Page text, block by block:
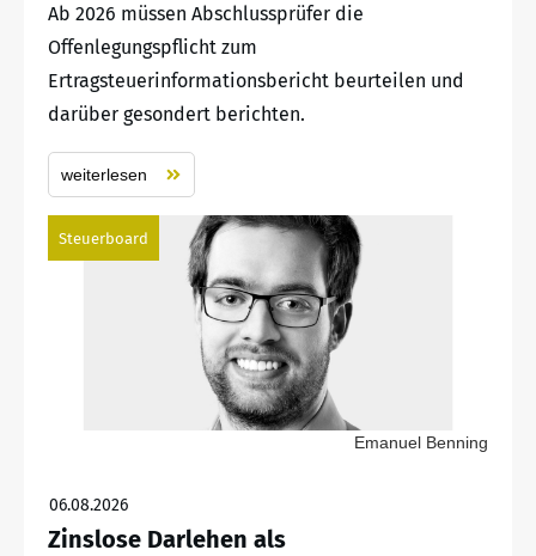
Ab 2026 müssen Abschlussprüfer die
Offenlegungspflicht zum
Ertragsteuerinformationsbericht beurteilen und
darüber gesondert berichten.
weiterlesen
Steuerboard
Emanuel Benning
06.08.2026
Zinslose Darlehen als